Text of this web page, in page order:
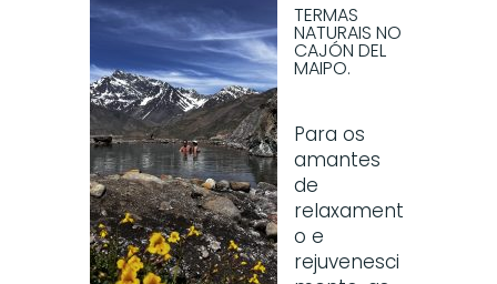
TERMAS
NATURAIS NO
CAJÓN DEL
MAIPO.
Para os
amantes
de
relaxament
o e
rejuvenesci